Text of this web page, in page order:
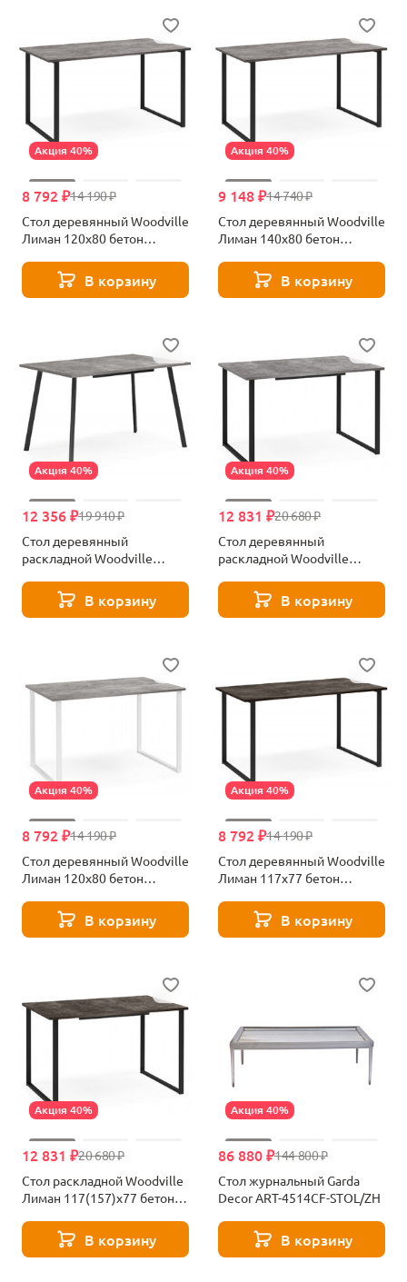
Акция 40%
14 190 ₽
8 792 ₽
Стол деревянный Woodville
Лиман 120х80 бетон
615153
В корзину
Акция 40%
14 740 ₽
9 148 ₽
Стол деревянный Woodville
Лиман 140х80 бетон
615157
В корзину
Акция 40%
19 910 ₽
12 356 ₽
Стол деревянный
раскладной Woodville
светлый / черный матовый
619218
В корзину
Акция 40%
20 680 ₽
12 831 ₽
Стол деревянный
раскладной Woodville
светлый / черный матовый
619212
В корзину
Акция 40%
14 190 ₽
8 792 ₽
Стол деревянный Woodville
Лиман 120x80 бетон
619209
В корзину
Акция 40%
14 190 ₽
8 792 ₽
Стол деревянный Woodville
Лиман 117х77 бетон
615154
В корзину
Акция 40%
20 680 ₽
12 831 ₽
Стол раскладной Woodville
Лиман 117(157)x77 бетон
619213
В корзину
Акция 40%
144 800 ₽
86 880 ₽
Стол журнальный Garda
Decor ART-4514CF-STOL/ZH
В корзину